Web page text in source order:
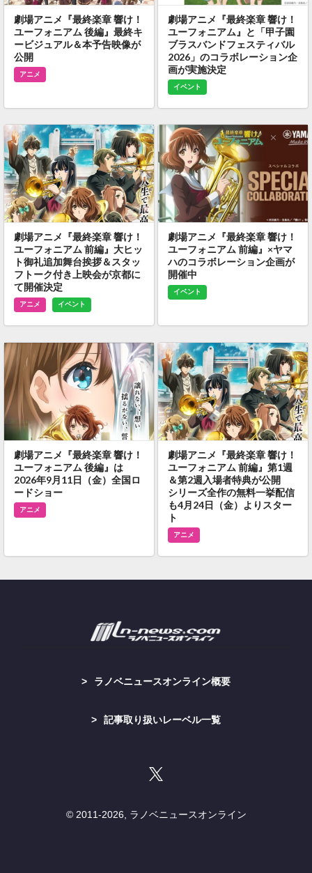
劇場アニメ『最終楽章 響け！
ユーフォニアム 後編』最終キ
ービジュアル＆本予告映像が
公開
アニメ
劇場アニメ『最終楽章 響け！
ユーフォニアム』と「甲子園
ブラスバンドフェスティバル
2026」のコラボレーション企
画が実施決定
イベント
劇場アニメ『最終楽章 響け！
ユーフォニアム 前編』大ヒッ
ト御礼追加舞台挨拶＆スタッ
フトーク付き上映会が京都に
て開催決定
アニメ イベント
劇場アニメ『最終楽章 響け！
ユーフォニアム 前編』×ヤマ
ハのコラボレーション企画が
開催中
イベント
劇場アニメ『最終楽章 響け！
ユーフォニアム 後編』は
2026年9月11日（金）全国ロ
ードショー
アニメ
劇場アニメ『最終楽章 響け！
ユーフォニアム 前編』第1週
＆第2週入場者特典が公開
シリーズ全作の無料一挙配信
も4月24日（金）よりスター
ト
アニメ
ラノベニュースオンライン概要
記事取り扱いレーベル一覧
© 2011-2026, ラノベニュースオンライン